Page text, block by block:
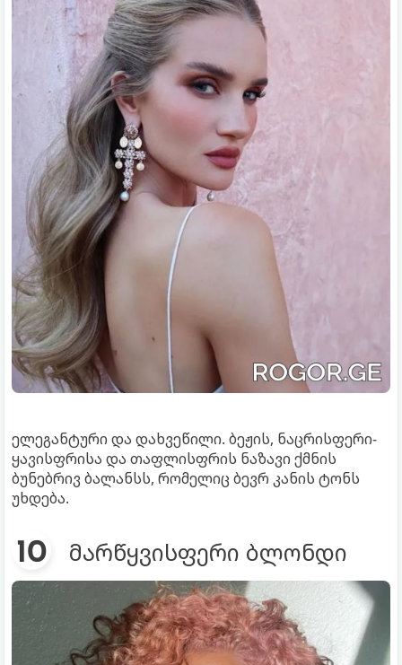
ელეგანტური და დახვეწილი. ბეჟის, ნაცრისფერი-
ყავისფრისა და თაფლისფრის ნაზავი ქმნის
ბუნებრივ ბალანსს, რომელიც ბევრ კანის ტონს
უხდება.
მარწყვისფერი ბლონდი